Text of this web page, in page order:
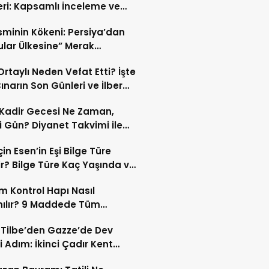
Kapsamlı İnceleme ve
Kökeni: Persiya’dan
Ülkesine” Merak
Neden Vefat Etti? İşte
Son Günleri ve İlber
Gecesi Ne Zaman,
Gün? Diyanet Takvimi ile
Esen’in Eşi Bilge Türe
Bilge Türe Kaç Yaşında ve
Kontrol Hapı Nasıl
9 Maddede Tüm
Tilbe’den Gazze’de Dev
Adım: İkinci Çadır Kent